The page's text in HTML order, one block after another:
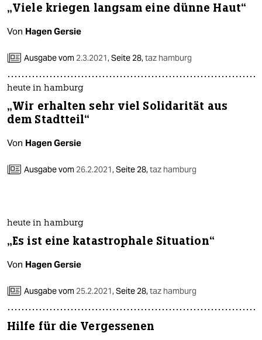
„Viele kriegen langsam eine dünne Haut“
Von Hagen Gersie
Ausgabe vom 2.3.2021,Seite 28,taz hamburg
heute in hamburg
„Wir erhalten sehr viel Solidarität aus
dem Stadtteil“
Von Hagen Gersie
Ausgabe vom 26.2.2021,Seite 28,taz hamburg
heute in hamburg
„Es ist eine katastrophale Situation“
Von Hagen Gersie
Ausgabe vom 25.2.2021,Seite 28,taz hamburg
Hilfe für die Vergessenen